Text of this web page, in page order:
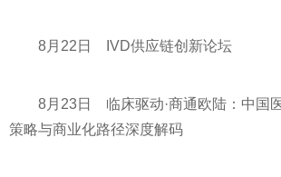
8月22日 IVD供应链创新论坛
8月23日 临床驱动·商通欧陆：中国
策略与商业化路径深度解码